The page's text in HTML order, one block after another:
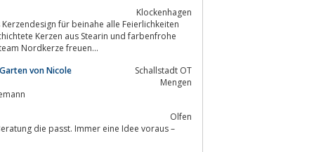
Klockenhagen
für beinahe alle Feierlichkeiten
Nordkerze freuen...
von Nicole
Schallstadt OT
Mengen
Olfen
die passt. Immer eine Idee voraus –